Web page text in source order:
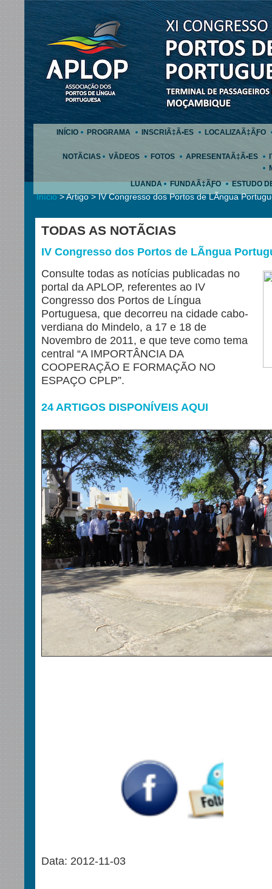
INÍCIO PROGRAMA INSCRIÃ‡Ã•ES LOCALIZAÃ‡ÃƑO
NOTÃCIAS VÃDEOS FOTOS APRESENTAÃ‡Ã•ES
LUANDA
FUNDAÃ‡ÃƑO ESTUDO
Início> Artigo > IV Congresso dos Portos de LÃ­ngua
TODAS AS NOTÃCIAS
IV Congresso dos Portos de LÃ­ngua
Consulte todas as notícias publicadas no
portal da APLOP, referentes ao IV
Congresso dos Portos de Língua
Portuguesa, que decorreu na cidade cabo-
verdiana do Mindelo, a 17 e 18 de
Novembro de 2011, e que teve como tema
central “A IMPORTÂNCIA DA
COOPERAÇÃO E FORMAÇÃO NO
ESPAÇO CPLP”.
24 ARTIGOS DISPONÍVEIS AQUI
Data: 2012-11-03